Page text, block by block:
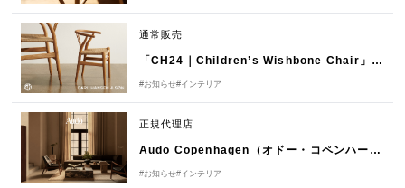
通常販売
「CH24｜Children’s Wishbone Chair」が通常商品になりました
#お知らせ#インテリア
正規代理店
Audo Copenhagen（オドー・コペンハーゲン）新規取り扱い開始のお知らせ
#お知らせ#インテリア